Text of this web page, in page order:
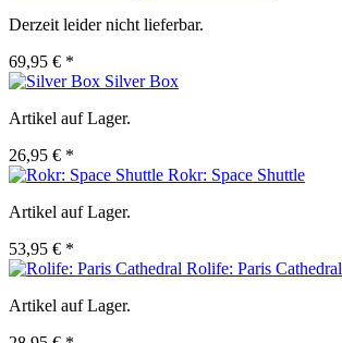
Derzeit leider nicht lieferbar.
69,95 € *
Silver Box
Artikel auf Lager.
26,95 € *
Rokr: Space Shuttle
Artikel auf Lager.
53,95 € *
Rolife: Paris Cathedral
Artikel auf Lager.